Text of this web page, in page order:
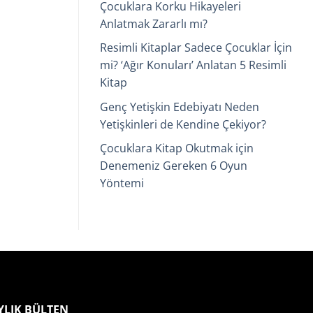
Çocuklara Korku Hikayeleri
Anlatmak Zararlı mı?
Resimli Kitaplar Sadece Çocuklar İçin
mi? ‘Ağır Konuları’ Anlatan 5 Resimli
Kitap
Genç Yetişkin Edebiyatı Neden
Yetişkinleri de Kendine Çekiyor?
Çocuklara Kitap Okutmak için
Denemeniz Gereken 6 Oyun
Yöntemi
BÜLTEN